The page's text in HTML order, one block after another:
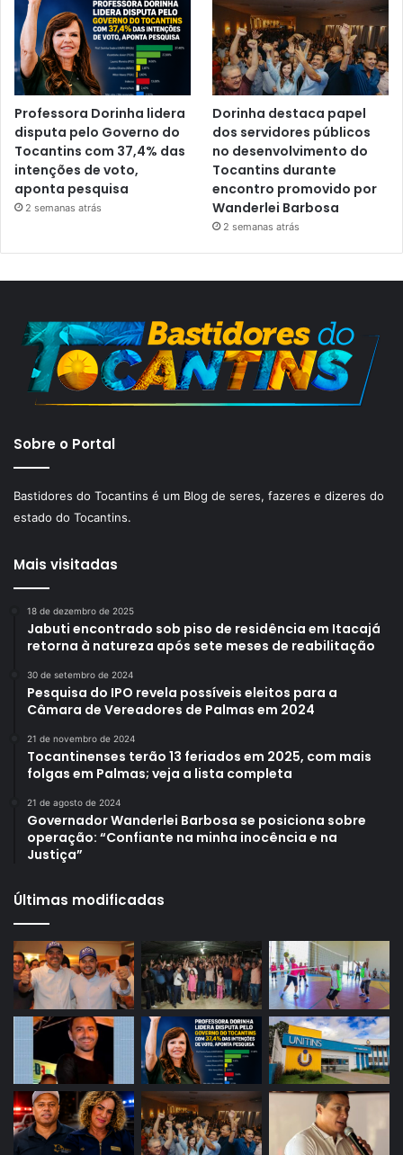
Professora Dorinha lidera
disputa pelo Governo do
Tocantins com 37,4% das
intenções de voto,
aponta pesquisa
2 semanas atrás
Dorinha destaca papel
dos servidores públicos
no desenvolvimento do
Tocantins durante
encontro promovido por
Wanderlei Barbosa
2 semanas atrás
Sobre o Portal
Bastidores do Tocantins é um Blog de seres, fazeres e dizeres do
estado do Tocantins.
Mais visitadas
18 de dezembro de 2025
Jabuti encontrado sob piso de residência em Itacajá
retorna à natureza após sete meses de reabilitação
30 de setembro de 2024
Pesquisa do IPO revela possíveis eleitos para a
Câmara de Vereadores de Palmas em 2024
21 de novembro de 2024
Tocantinenses terão 13 feriados em 2025, com mais
folgas em Palmas; veja a lista completa
21 de agosto de 2024
Governador Wanderlei Barbosa se posiciona sobre
operação: “Confiante na minha inocência e na
Justiça”
Últimas modificadas